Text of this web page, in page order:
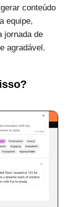
conteúdo
equipe,
jornada de
agradável.